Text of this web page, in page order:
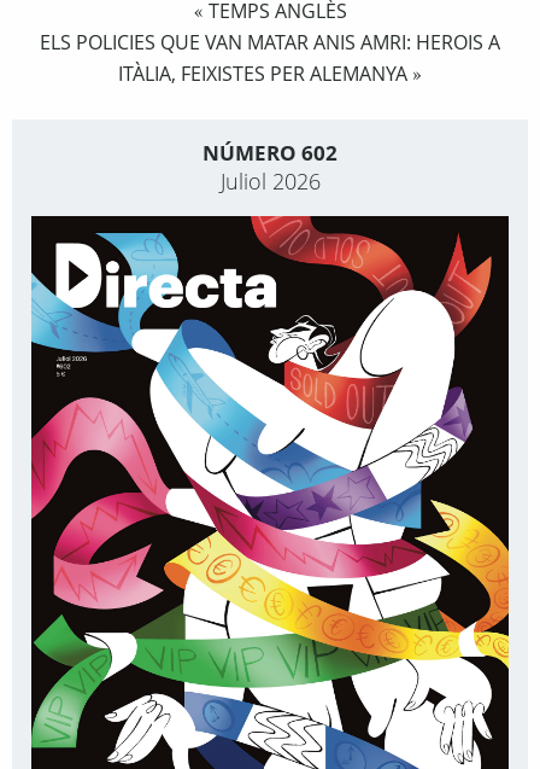
« TEMPS ANGLÈS
ELS POLICIES QUE VAN MATAR ANIS AMRI: HEROIS A
ITÀLIA, FEIXISTES PER ALEMANYA »
NÚMERO 602
Juliol 2026